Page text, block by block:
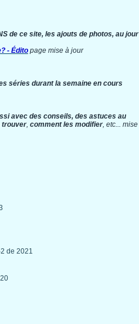
de ce site, les ajouts de photos, au jour
- Édito page mise à jour
séries durant la semaine en cours
avec des conseils, des astuces au
trouver, comment les modifier, etc... mise
de 2021